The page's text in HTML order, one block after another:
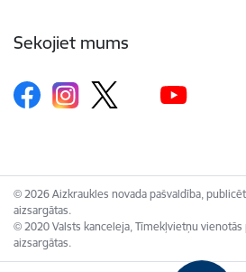
Sekojiet mums
© 2026 Aizkraukles novada pašvaldība,
aizsargātas.
© 2020 Valsts kanceleja, Tīmekļvietņu
aizsargātas.